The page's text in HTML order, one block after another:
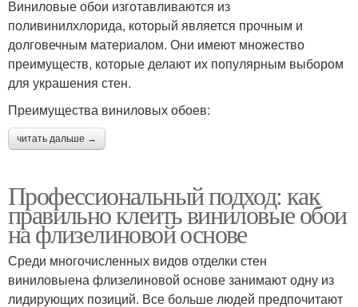
Виниловые обои изготавливаются из
поливинилхлорида, который является прочным и
долговечным материалом. Они имеют множество
преимуществ, которые делают их популярным выбором
для украшения стен.
Преимущества виниловых обоев:
читать дальше →
Профессиональный подход: как
правильно клеить виниловые обои
на флизелиновой основе
Среди многочисленных видов отделки стен
виниловыена флизелиновой основе занимают одну из
лидирующих позиций. Все больше людей предпочитают